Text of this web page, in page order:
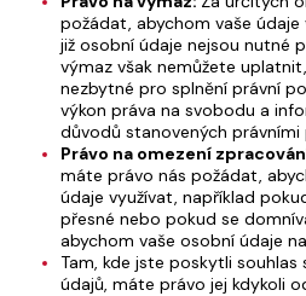
požádat, abychom vaše
již osobní údaje nejsou nutné
výmaz však nemůžete
nezbytné pro splnění právní
výkon práva na svobodu a
důvodů stanovených právními
Právo na omezení
máte právo nás požádat,
údaje využívat, například
přesné nebo pokud se
abychom vaše osobní údaje
Tam, kde jste poskytli
údajů, máte právo jej kdykoli